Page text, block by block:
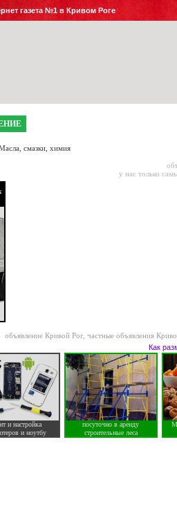
газета №1 в Кривом Роге
смазки, химия
у нас только
объявление Кривой Рог, частные объявления
Как
и настройка
и ноутбу
посуточно в аренду
строительные леса